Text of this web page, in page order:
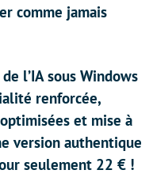
comme jamais
l’IA sous Windows
renforcée,
et mise à
version authentique
seulement 22 € !